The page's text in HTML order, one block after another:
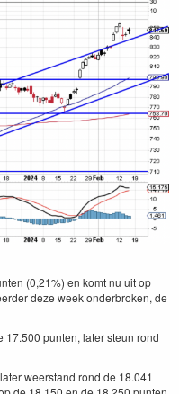
(0,21%) en komt nu uit op
deze week onderbroken, de
17.500 punten, later steun rond
weerstand rond de 18.041